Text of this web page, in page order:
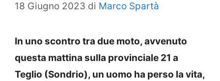
18 Giugno 2023 di Marco Spartà
In uno scontro tra due moto, avvenuto
questa mattina sulla provinciale 21 a
Teglio (Sondrio), un uomo ha perso la vita,